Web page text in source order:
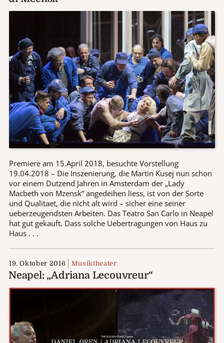
Premiere am 15.April 2018, besuchte Vorstellung
19.04.2018 – Die Inszenierung, die Martin Kusej nun schon
vor einem Dutzend Jahren in Amsterdam der „Lady
Macbeth von Mzensk“ angedeihen liess, ist von der Sorte
und Qualitaet, die nicht alt wird – sicher eine seiner
ueberzeugendsten Arbeiten. Das Teatro San Carlo in Neapel
hat gut gekauft. Dass solche Uebertragungen von Haus zu
Haus . . .
19. Oktober 2016 Musiktheater
Neapel: „Adriana Lecouvreur“